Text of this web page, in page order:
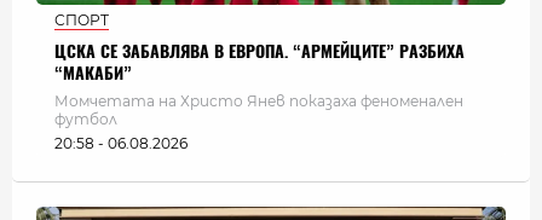
СПОРТ
ЦСКА СЕ ЗАБАВЛЯВА В ЕВРОПА. “АРМЕЙЦИТЕ” РАЗБИХА
“МАКАБИ”
Момчетата на Христо Янев показаха феноменален
футбол
20:58 - 06.08.2026